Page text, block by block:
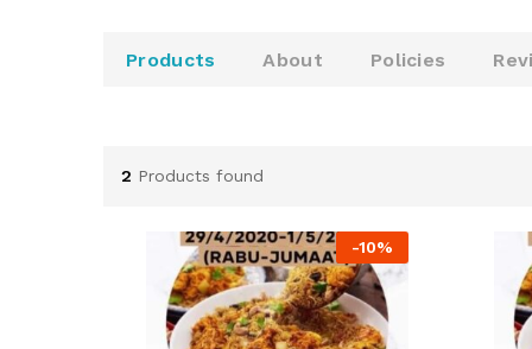
o
Products About Policies
2 Products found
-10%